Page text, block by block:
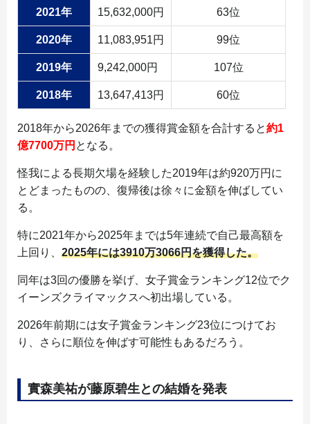
2021年 15,632,000円 63位
2020年 11,083,951円 99位
2019年 9,242,000円 107位
2018年 13,647,413円 60位
2018年から2026年までの獲得賞金額を合計すると約1
億7700万円 となる。
怪我による長期欠場を経験した2019年は約920万円に
とどまったものの、復帰後は徐々に金額を伸ばしてい
る。
特に2021年から2025年までは5年連続で自己最高額を
上回り、 2025年には3910万3066円を獲得した。
同年は3回の優勝を挙げ、女子賞金ランキング12位でク
イーンズクライマックスへ初出場している。
2026年前期には女子賞金ランキング23位につけてお
り、さらに順位を伸ばす可能性もあるだろう。
實森美祐が藤原碧生との結婚を発表